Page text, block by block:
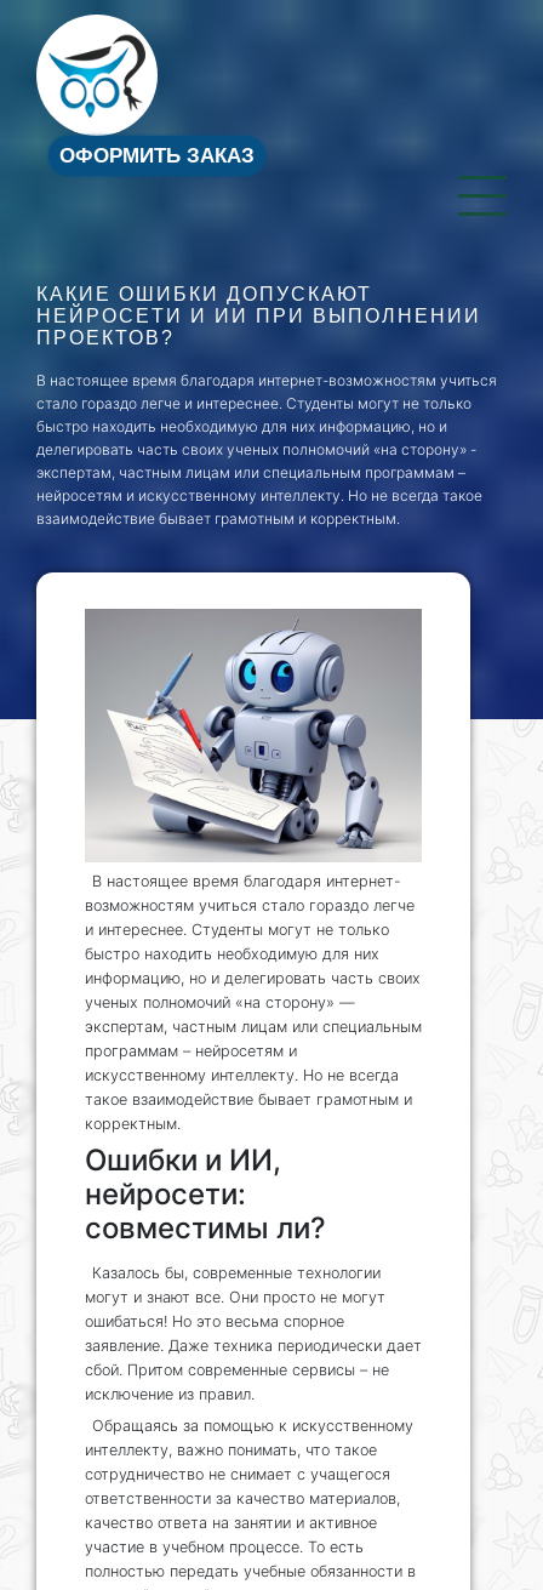
ОФОРМИТЬ ЗАКАЗ
КАКИЕ ОШИБКИ ДОПУСКАЮТ
НЕЙРОСЕТИ И ИИ ПРИ ВЫПОЛНЕНИИ
ПРОЕКТОВ?
В настоящее время благодаря интернет-возможностям учиться
стало гораздо легче и интереснее. Студенты могут не только
быстро находить необходимую для них информацию, но и
делегировать часть своих ученых полномочий «на сторону» -
экспертам, частным лицам или специальным программам –
нейросетям и искусственному интеллекту. Но не всегда такое
взаимодействие бывает грамотным и корректным.
В настоящее время благодаря интернет-
возможностям учиться стало гораздо легче
и интереснее. Студенты могут не только
быстро находить необходимую для них
информацию, но и делегировать часть своих
ученых полномочий «на сторону» —
экспертам, частным лицам или специальным
программам – нейросетям и
искусственному интеллекту. Но не всегда
такое взаимодействие бывает грамотным и
корректным.
Ошибки и ИИ,
нейросети:
совместимы ли?
Казалось бы, современные технологии
могут и знают все. Они просто не могут
ошибаться! Но это весьма спорное
заявление. Даже техника периодически дает
сбой. Притом современные сервисы – не
исключение из правил.
Обращаясь за помощью к искусственному
интеллекту, важно понимать, что такое
сотрудничество не снимает с учащегося
ответственности за качество материалов,
качество ответа на занятии и активное
участие в учебном процессе. То есть
полностью передать учебные обязанности в